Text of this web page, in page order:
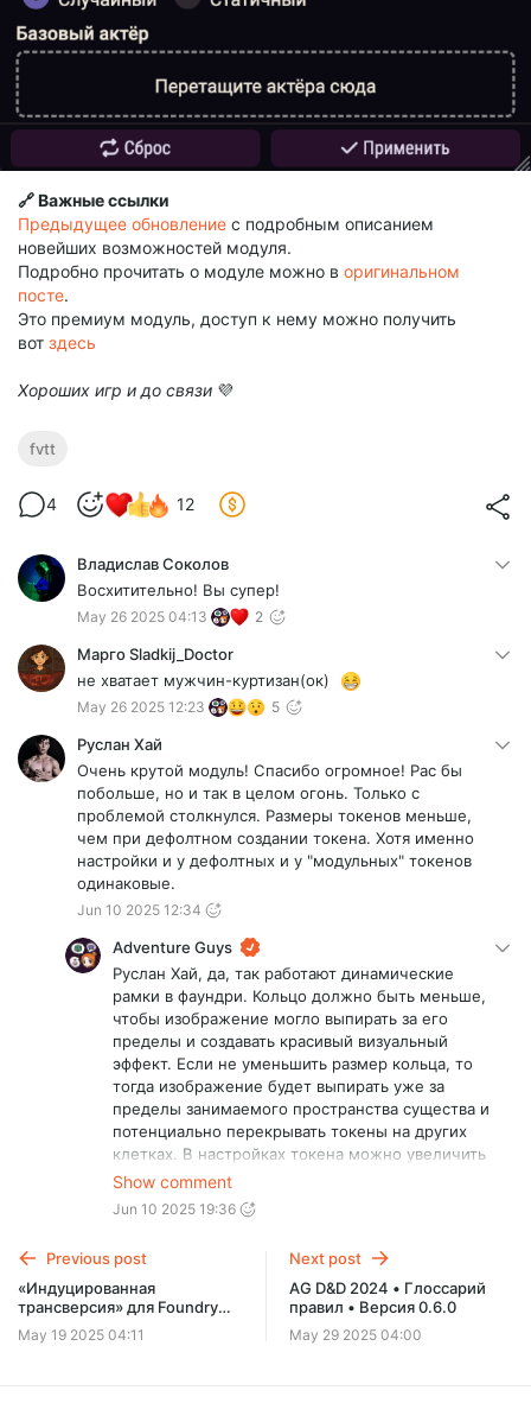
🔗 Важные ссылки
Предыдущее обновление с подробным описанием
новейших возможностей модуля.
Подробно прочитать о модуле можно в оригинальном
посте.
Это премиум модуль, доступ к нему можно получить
вот здесь
Хороших игр и до связи 💜
fvtt
4 12
Владислав Соколов
Восхитительно! Вы супер!
May 26 2025 04:13 2
Марго Sladkij_Doctor
не хватает мужчин-куртизан(ок)
May 26 2025 12:23 5
Руслан Хай
Очень крутой модуль! Спасибо огромное! Рас бы
побольше, но и так в целом огонь. Только с
проблемой столкнулся. Размеры токенов меньше,
чем при дефолтном создании токена. Хотя именно
настройки и у дефолтных и у "модульных" токенов
одинаковые.
Jun 10 2025 12:34
Adventure Guys
Руслан Хай, да, так работают динамические
рамки в фаундри. Кольцо должно быть меньше,
чтобы изображение могло выпирать за его
пределы и создавать красивый визуальный
эффект. Если не уменьшить размер кольца, то
тогда изображение будет выпирать уже за
пределы занимаемого пространства существа и
потенциально перекрывать токены на других
клетках. В настройках токена можно увеличить
масштаб, если хочется. Но мы подумаем и
возможно добавим такую настройку.
Show comment
Jun 10 2025 19:36
Previous post
«Индуцированная
трансверсия» для Foundry
VTT⁠⁠
May 19 2025 04:11
Next post
AG D&D 2024 • Глоссарий
правил • Версия 0.6.0
May 29 2025 04:00